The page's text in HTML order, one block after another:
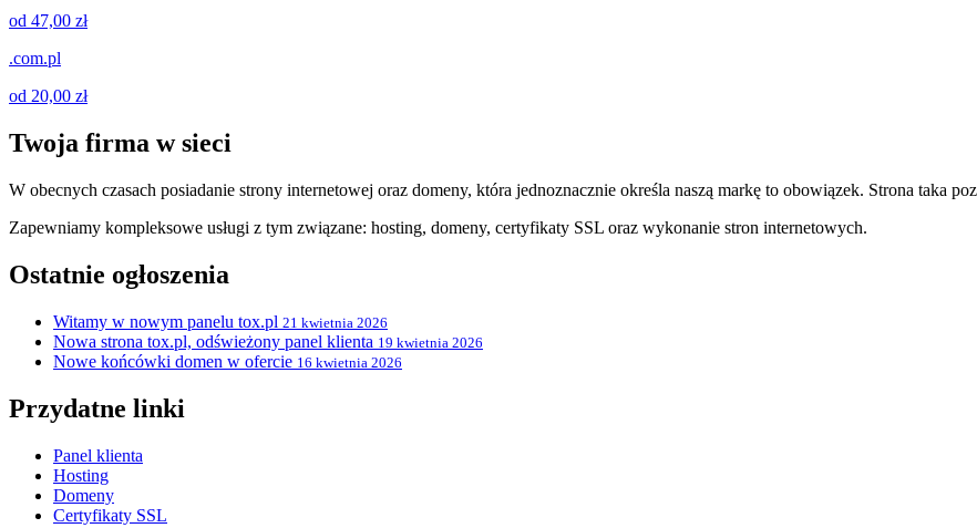
od 47,00 zł
.com.pl
od 20,00 zł
Twoja firma w sieci
W obecnych czasach posiadanie strony internetowej oraz domeny, która jednoznacznie określa naszą markę to obowiązek. Strona taka
Zapewniamy kompleksowe usługi z tym związane: hosting, domeny, certyfikaty SSL oraz wykonanie stron internetowych.
Ostatnie ogłoszenia
Witamy w nowym panelu tox.pl 21 kwietnia 2026
Nowa strona tox.pl, odświeżony panel klienta 19 kwietnia 2026
Nowe końcówki domen w ofercie 16 kwietnia 2026
Przydatne linki
Panel klienta
Hosting
Domeny
Certyfikaty SSL